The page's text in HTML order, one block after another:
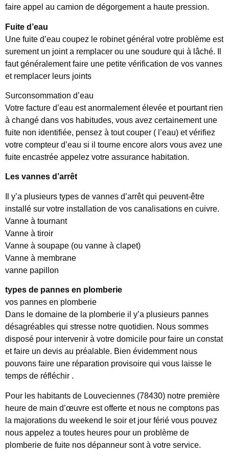
faire appel au camion de dégorgement a haute pression.
Fuite d’eau
Une fuite d’eau coupez le robinet général votre problème est
surement un joint a remplacer ou une soudure qui à lâché. Il
faut généralement faire une petite vérification de vos vannes
et remplacer leurs joints
Surconsommation d’eau
Votre facture d’eau est anormalement élevée et pourtant rien
à changé dans vos habitudes, vous avez certainement une
fuite non identifiée, pensez à tout couper ( l’eau) et vérifiez
votre compteur d’eau si il tourne encore alors vous avez une
fuite encastrée appelez votre assurance habitation.
Les vannes d’arrêt
Il y’a plusieurs types de vannes d’arrêt qui peuvent-être
installé sur votre installation de vos canalisations en cuivre.
Vanne à tournant
Vanne à tiroir
Vanne à soupape (ou vanne à clapet)
Vanne à membrane
vanne papillon
types de pannes en plomberie
vos pannes en plomberie
Dans le domaine de la plomberie il y’a plusieurs pannes
désagréables qui stresse notre quotidien. Nous sommes
disposé pour intervenir à votre domicile pour faire un constat
et faire un devis au préalable. Bien évidemment nous
pouvons faire une réparation provisoire qui vous laisse le
temps de réfléchir .
Pour les habitants de Louveciennes (78430) notre première
heure de main d’œuvre est offerte et nous ne comptons pas
la majorations du weekend le soir et jour férié vous pouvez
nous appelez a toutes heures pour un problème de
plomberie de fuite nos dépanneur sont à votre service.